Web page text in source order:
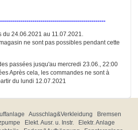
du 24.06.2021 au 11.07.2021.
ne sont pas possibles pendant cette
passées jusqu'au mercredi 23.06., 22:00
Après cela, les commandes ne sont à
du lundi 12.07.2021
Ausschlag&Verkleidung
Bremsen
Elekt. Ausr. u. Instr.
Elektr. Anlage